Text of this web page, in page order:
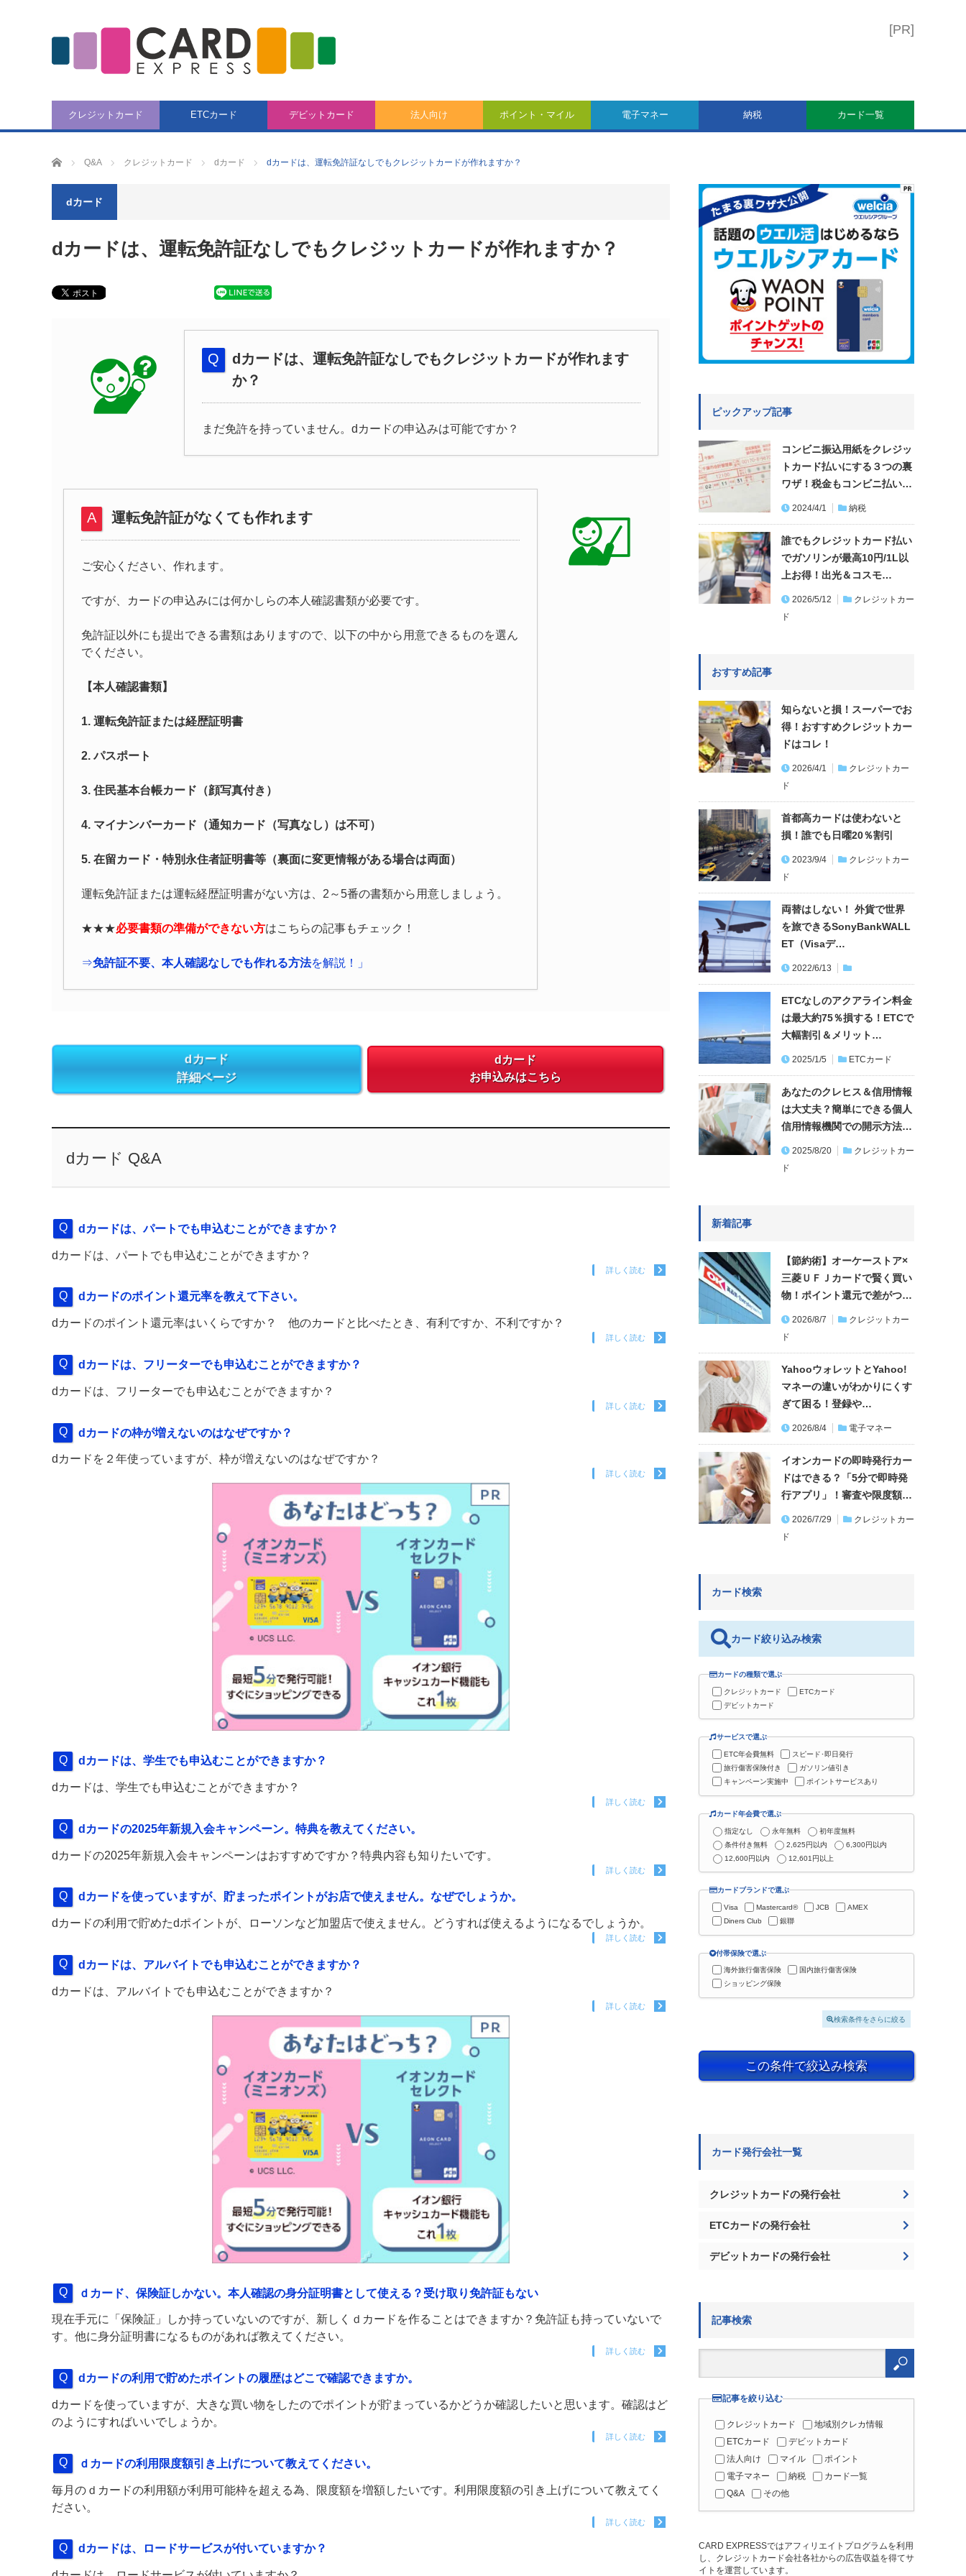
クレジットカード ETCカード デビットカード 法人向け ポイント・マイル 電子マネー 納税 カード一覧
CARD EXPRESS
Q&A クレジットカード dカード dカードは、運転免許証なしでもクレジットカードが作れますか？
dカード
dカードは、運転免許証なしでもクレジットカードが作れますか？
dカードは、運転免許証なしでもクレジットカードが作れます
か？
まだ免許を持っていません。dカードの申込みは可能ですか？
運転免許証がなくても作れます
ご安心ください、作れます。
ですが、カードの申込みには何かしらの本人確認書類が必要です。
免許証以外にも提出できる書類はありますので、以下の中から用意できるものを選ん
でください。
【本人確認書類】
1. 運転免許証または経歴証明書
2. パスポート
3. 住民基本台帳カード（顔写真付き）
4. マイナンバーカード（通知カード（写真なし）は不可）
5. 在留カード・特別永住者証明書等（裏面に変更情報がある場合は両面）
運転免許証または運転経歴証明書がない方は、2～5番の書類から用意しましょう。
★★★必要書類の準備ができない方はこちらの記事もチェック！
⇒免許証不要、本人確認なしでも作れる方法を解説！」
dカード
詳細ページ
dカード
お申込みはこちら
dカード Q&A
dカードは、パートでも申込むことができますか？
dカードは、パートでも申込むことができますか？
詳しく読む
dカードのポイント還元率を教えて下さい。
dカードのポイント還元率はいくらですか？ 他のカードと比べたとき、有利ですか、不利ですか？
詳しく読む
dカードは、フリーターでも申込むことができますか？
dカードは、フリーターでも申込むことができますか？
詳しく読む
dカードの枠が増えないのはなぜですか？
dカードを２年使っていますが、枠が増えないのはなぜですか？
詳しく読む
dカードは、学生でも申込むことができますか？
dカードは、学生でも申込むことができますか？
詳しく読む
dカードの2025年新規入会キャンペーン。特典を教えてください。
dカードの2025年新規入会キャンペーンはおすすめですか？特典内容も知りたいです。
詳しく読む
dカードを使っていますが、貯まったポイントがお店で使えません。なぜでしょうか。
dカードの利用で貯めたdポイントが、ローソンなど加盟店で使えません。どうすれば使えるようになるでしょうか。
詳しく読む
dカードは、アルバイトでも申込むことができますか？
dカードは、アルバイトでも申込むことができますか？
詳しく読む
ｄカード、保険証しかない。本人確認の身分証明書として使える？受け取り免許証もない
現在手元に「保険証」しか持っていないのですが、新しくｄカードを作ることはできますか？免許証も持っていないで
す。他に身分証明書になるものがあれば教えてください。
詳しく読む
dカードの利用で貯めたポイントの履歴はどこで確認できますか。
dカードを使っていますが、大きな買い物をしたのでポイントが貯まっているかどうか確認したいと思います。確認はど
のようにすればいいでしょうか。
詳しく読む
ｄカードの利用限度額引き上げについて教えてください。
毎月のｄカードの利用額が利用可能枠を超える為、限度額を増額したいです。利用限度額の引き上げについて教えてく
ださい。
詳しく読む
dカードは、ロードサービスが付いていますか？
ピックアップ記事
コンビニ振込用紙をクレジッ
トカード払いにする３つの裏
ワザ！税金もコンビニ払い…
2024/4/1 納税
誰でもクレジットカード払い
でガソリンが最高10円/1L以
上お得！出光＆コスモ…
2026/5/12
クレジットカー
ド
おすすめ記事
知らないと損！スーパーでお
得！おすすめクレジットカー
ドはコレ！
2026/4/1
クレジットカー
ド
首都高カードは使わないと
損！誰でも日曜20％割引
2023/9/4
クレジットカー
ド
両替はしない！ 外貨で世界
を旅できるSonyBankWALL
ET（Visaデ…
2022/6/13
ETCなしのアクアライン料金
は最大約75％損する！ETCで
大幅割引＆メリット…
2025/1/5 ETCカード
あなたのクレヒス＆信用情報
は大丈夫？簡単にできる個人
信用情報機関での開示方法…
2025/8/20
クレジットカー
ド
新着記事
【節約術】オーケーストア×
三菱ＵＦＪカードで賢く買い
物！ポイント還元で差がつ…
2026/8/7
クレジットカー
ド
YahooウォレットとYahoo!
マネーの違いがわかりにくす
ぎて困る！登録や…
2026/8/4 電子マネー
イオンカードの即時発行カー
ドはできる？「5分で即時発
行アプリ」！審査や限度額…
2026/7/29
クレジットカー
ド
カード検索
カード絞り込み検索
カードの種類で選ぶ
クレジットカード
ETCカード
デビットカード
サービスで選ぶ
ETC年会費無料
スピード･即日発行
旅行傷害保険付き
ガソリン値引き
キャンペーン実施中
ポイントサービスあり
カード年会費で選ぶ
指定なし 永年無料
初年度無料
条件付き無料
2,625円以内
6,300円以内
12,600円以内
12,601円以上
カードブランドで選ぶ
Visa Mastercard® JCB
AMEX
Diners Club
銀聯
付帯保険で選ぶ
海外旅行傷害保険
国内旅行傷害保険
ショッピング保険
検索条件をさらに絞る
この条件で絞込み検索
カード発行会社一覧
クレジットカードの発行会社
ETCカードの発行会社
デビットカードの発行会社
記事検索
検
記事を絞り込む
クレジットカード
地域別クレカ情報
ETCカード
デビットカード
法人向け
マイル
ポイント
電子マネー
納税
カード一覧
Q&A
その他
CARD EXPRESSではアフィリエイトプログラムを利用
し、クレジットカード会社各社からの広告収益を得てサ
イトを運営しています。